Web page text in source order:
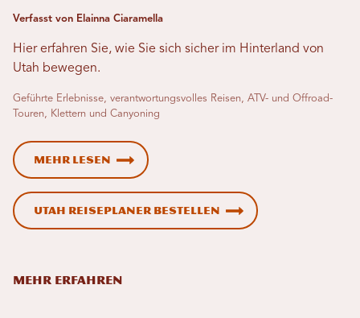
Verfasst von Elainna Ciaramella
Hier erfahren Sie, wie Sie sich sicher im Hinterland von
Utah bewegen.
Geführte Erlebnisse, verantwortungsvolles Reisen, ATV- und Offroad-
Touren, Klettern und Canyoning
Mehr lesen
Utah Reiseplaner bestellen
MEHR ERFAHREN